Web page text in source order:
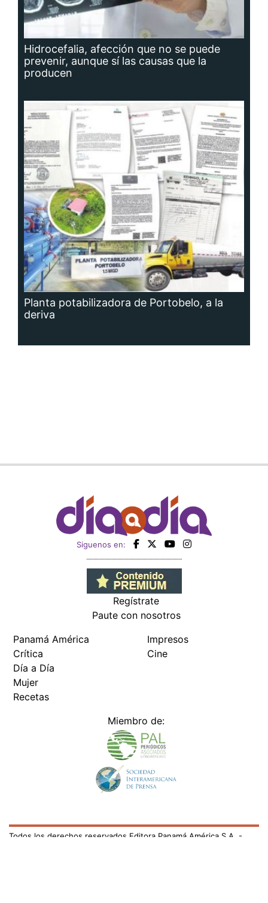
Hidrocefalia, afección que no se puede
prevenir, aunque sí las causas que la
producen
Planta potabilizadora de Portobelo, a la
deriva
Siguenos en:
Regístrate
Paute con nosotros
Panamá América
Crítica
Día a Día
Mujer
Recetas
Impresos
Cine
Miembro de:
Todos los derechos reservados Editora Panamá América S.A. -